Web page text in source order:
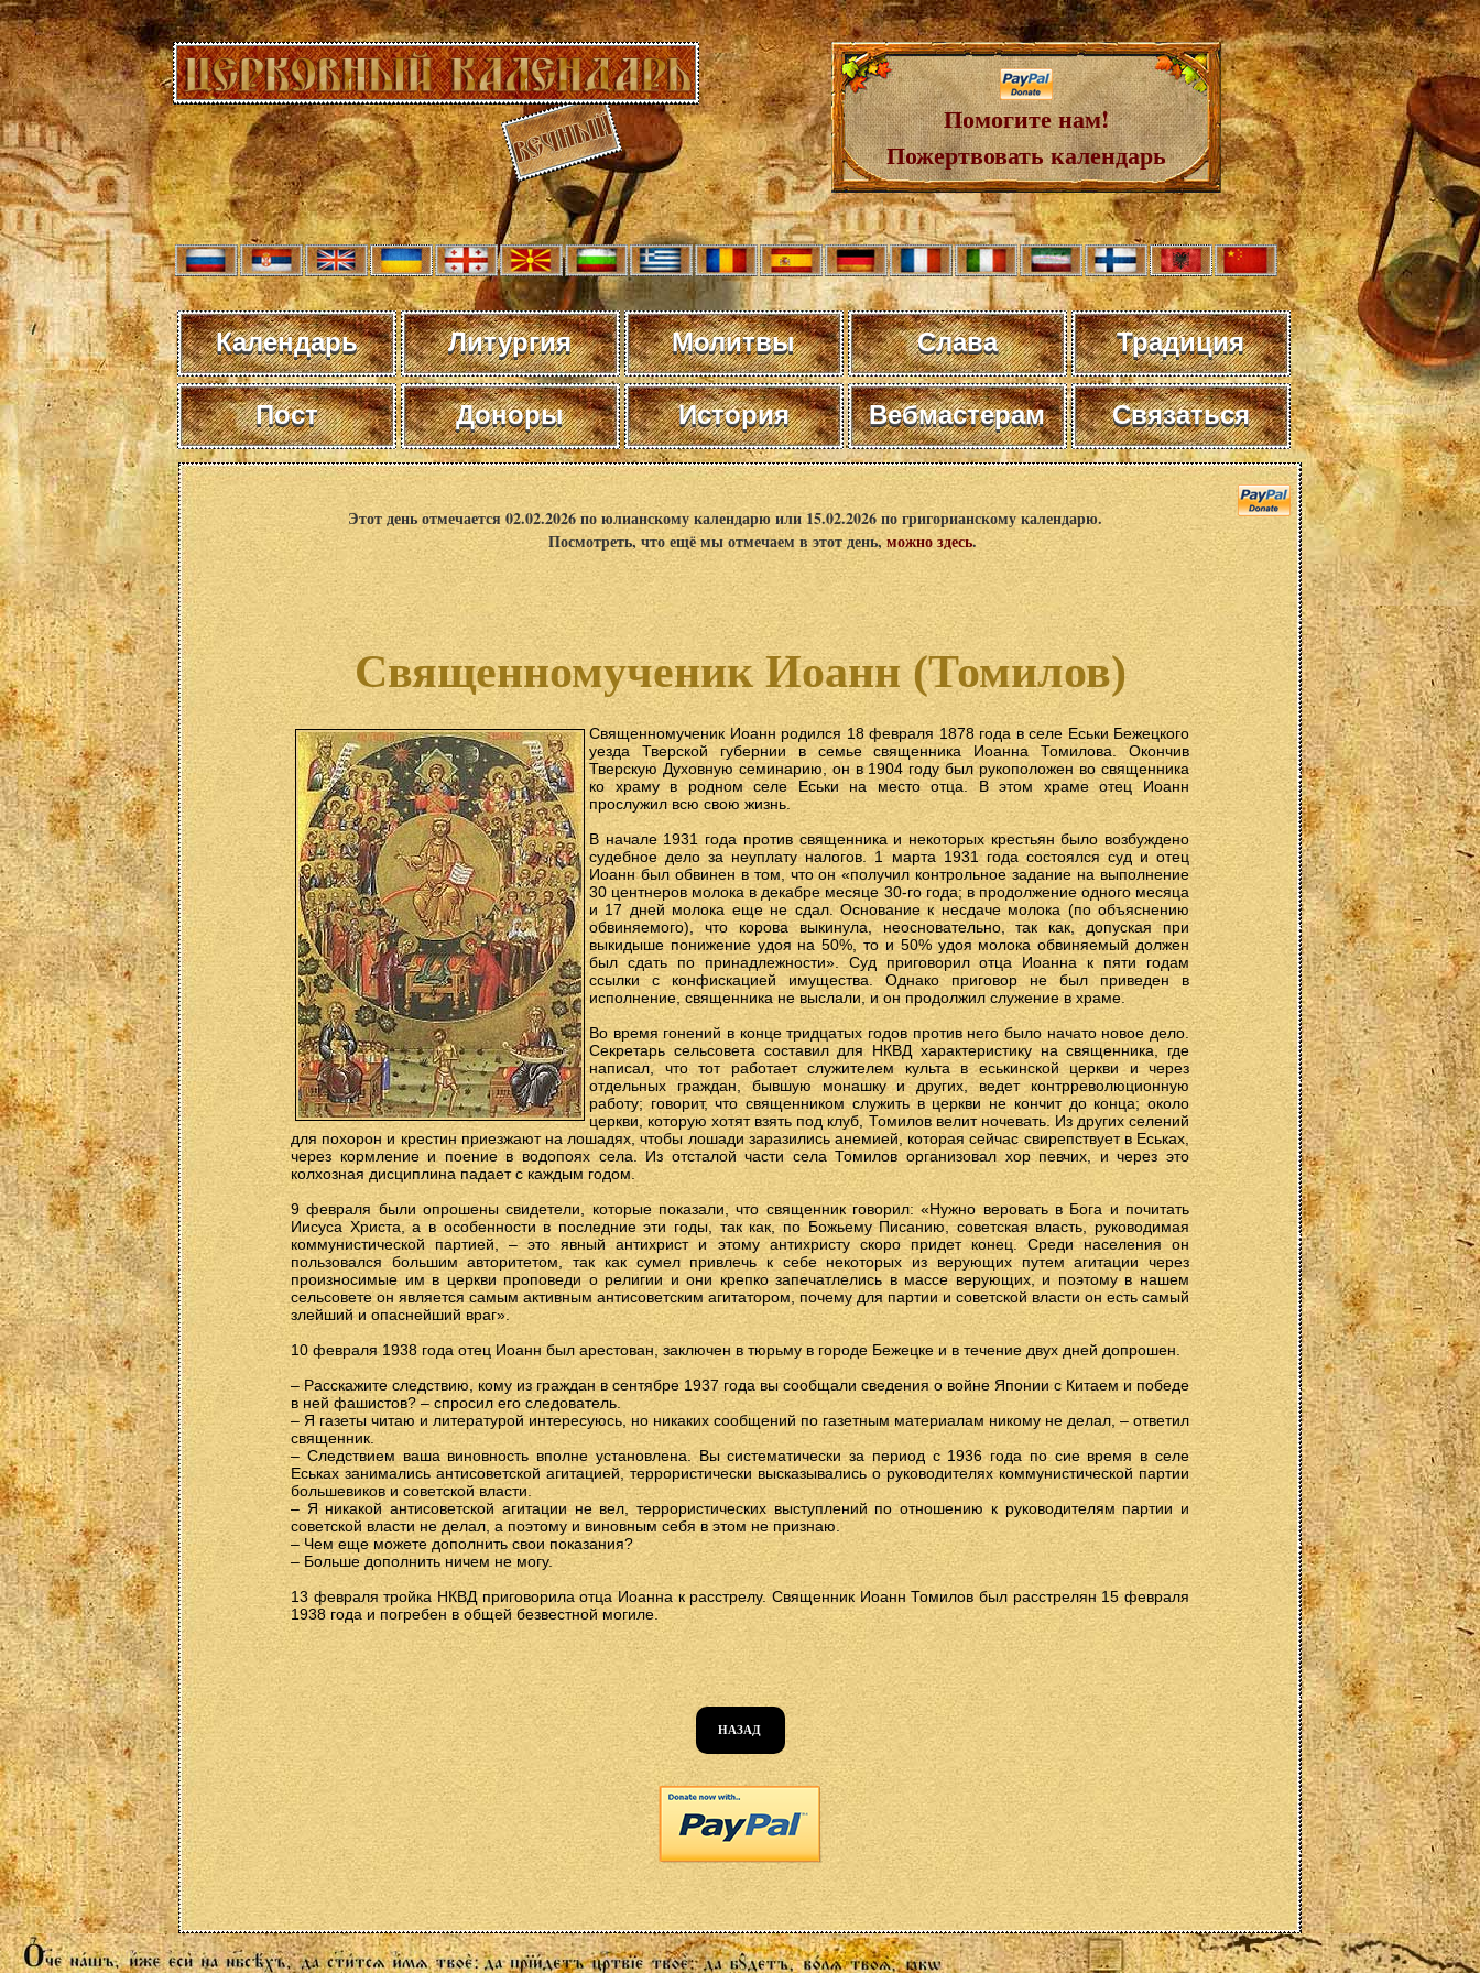
Помогите нам!
Пожертвовать календарь
Календарь Литургия Молитвы Слава Традиция
Пост Доноры История Вебмастерам Связаться
Этот день отмечается 02.02.2026 по юлианскому календарю или 15.02.2026 по григорианскому календарю.
Посмотреть, что ещё мы отмечаем в этот день,можно здесь.
Священномученик Иоанн (Томилов)
Священномученик Иоанн родился 18 февраля 1878 года в селе Еськи Бежецкого
уезда Тверской губернии в семье священника Иоанна Томилова. Окончив
Тверскую Духовную семинарию, он в 1904 году был рукоположен во священника
ко храму в родном селе Еськи на место отца. В этом храме отец Иоанн
прослужил всю свою жизнь.
В начале 1931 года против священника и некоторых крестьян было возбуждено
судебное дело за неуплату налогов. 1 марта 1931 года состоялся суд и отец
Иоанн был обвинен в том, что он «получил контрольное задание на выполнение
30 центнеров молока в декабре месяце 30-го года; в продолжение одного месяца
и 17 дней молока еще не сдал. Основание к несдаче молока (по объяснению
обвиняемого), что корова выкинула, неосновательно, так как, допуская при
выкидыше понижение удоя на 50%, то и 50% удоя молока обвиняемый должен
был сдать по принадлежности». Суд приговорил отца Иоанна к пяти годам
ссылки с конфискацией имущества. Однако приговор не был приведен в
исполнение, священника не выслали, и он продолжил служение в храме.
Во время гонений в конце тридцатых годов против него было начато новое дело.
Секретарь сельсовета составил для НКВД характеристику на священника, где
написал, что тот работает служителем культа в еськинской церкви и через
отдельных граждан, бывшую монашку и других, ведет контрреволюционную
работу; говорит, что священником служить в церкви не кончит до конца; около
церкви, которую хотят взять под клуб, Томилов велит ночевать. Из других селений
для похорон и крестин приезжают на лошадях, чтобы лошади заразились анемией, которая сейчас свирепствует в Еськах,
через кормление и поение в водопоях села. Из отсталой части села Томилов организовал хор певчих, и через это
колхозная дисциплина падает с каждым годом.
9 февраля были опрошены свидетели, которые показали, что священник говорил: «Нужно веровать в Бога и почитать
Иисуса Христа, а в особенности в последние эти годы, так как, по Божьему Писанию, советская власть, руководимая
коммунистической партией, – это явный антихрист и этому антихристу скоро придет конец. Среди населения он
пользовался большим авторитетом, так как сумел привлечь к себе некоторых из верующих путем агитации через
произносимые им в церкви проповеди о религии и они крепко запечатлелись в массе верующих, и поэтому в нашем
сельсовете он является самым активным антисоветским агитатором, почему для партии и советской власти он есть самый
злейший и опаснейший враг».
10 февраля 1938 года отец Иоанн был арестован, заключен в тюрьму в городе Бежецке и в течение двух дней допрошен.
– Расскажите следствию, кому из граждан в сентябре 1937 года вы сообщали сведения о войне Японии с Китаем и победе
в ней фашистов? – спросил его следователь.
– Я газеты читаю и литературой интересуюсь, но никаких сообщений по газетным материалам никому не делал, – ответил
священник.
– Следствием ваша виновность вполне установлена. Вы систематически за период с 1936 года по сие время в селе
Еськах занимались антисоветской агитацией, террористически высказывались о руководителях коммунистической партии
большевиков и советской власти.
– Я никакой антисоветской агитации не вел, террористических выступлений по отношению к руководителям партии и
советской власти не делал, а поэтому и виновным себя в этом не признаю.
– Чем еще можете дополнить свои показания?
– Больше дополнить ничем не могу.
13 февраля тройка НКВД приговорила отца Иоанна к расстрелу. Священник Иоанн Томилов был расстрелян 15 февраля
1938 года и погребен в общей безвестной могиле.
НАЗАД